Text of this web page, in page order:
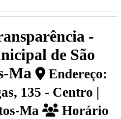
-
de São
Ma
Endereço:
135 - Centro |
Ma
Horário